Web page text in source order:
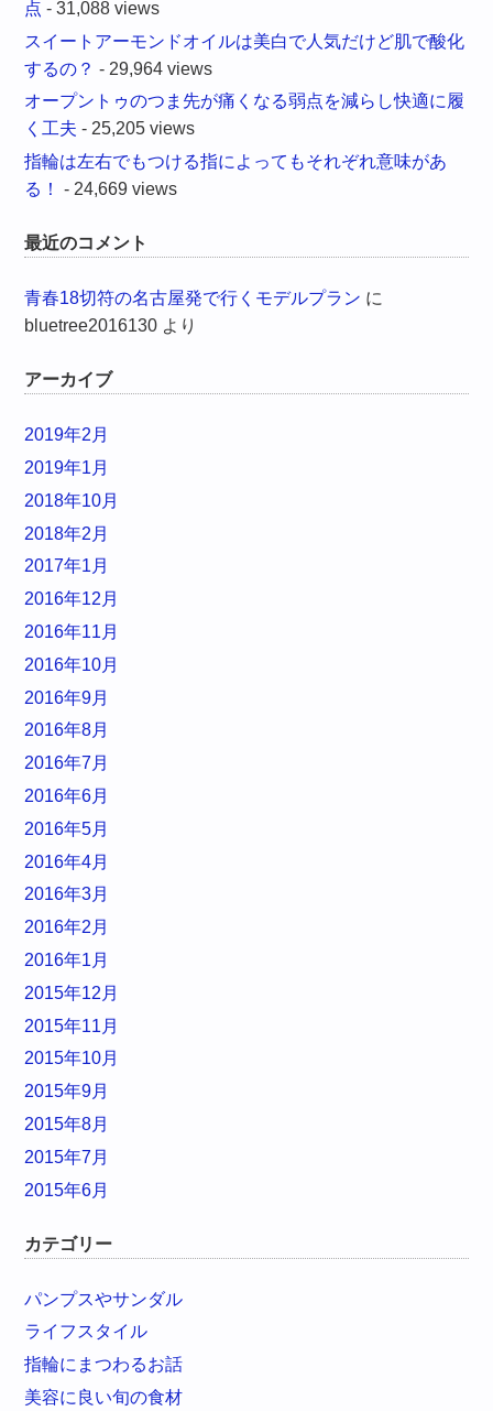
点 - 31,088 views
スイートアーモンドオイルは美白で人気だけど肌で酸化
するの？ - 29,964 views
オープントゥのつま先が痛くなる弱点を減らし快適に履
く工夫 - 25,205 views
指輪は左右でもつける指によってもそれぞれ意味があ
る！
- 24,669 views
最近のコメント
青春18切符の名古屋発で行くモデルプラン に
bluetree2016130 より
アーカイブ
2019年2月
2019年1月
2018年10月
2018年2月
2017年1月
2016年12月
2016年11月
2016年10月
2016年9月
2016年8月
2016年7月
2016年6月
2016年5月
2016年4月
2016年3月
2016年2月
2016年1月
2015年12月
2015年11月
2015年10月
2015年9月
2015年8月
2015年7月
2015年6月
カテゴリー
パンプスやサンダル
ライフスタイル
指輪にまつわるお話
美容に良い旬の食材